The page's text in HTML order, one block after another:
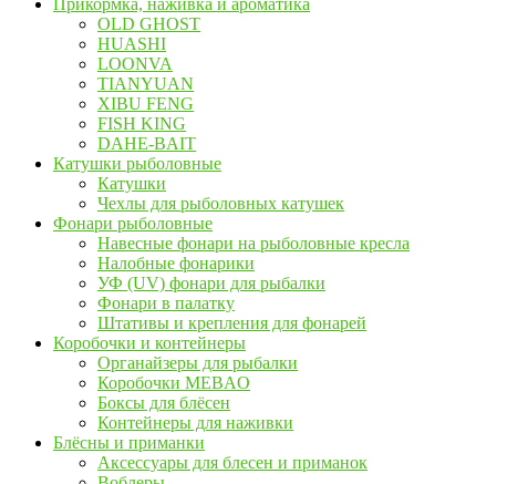
Прикормка, наживка и ароматика
OLD GHOST
HUASHI
LOONVA
TIANYUAN
XIBU FENG
FISH KING
DAHE-BAIT
Катушки рыболовные
Катушки
Чехлы для рыболовных катушек
Фонари рыболовные
Навесные фонари на рыболовные кресла
Налобные фонарики
УФ (UV) фонари для рыбалки
Фонари в палатку
Штативы и крепления для фонарей
Коробочки и контейнеры
Органайзеры для рыбалки
Коробочки MEBAO
Боксы для блёсен
Контейнеры для наживки
Блёсны и приманки
Аксессуары для блесен и приманок